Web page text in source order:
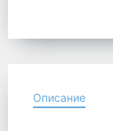
Описание